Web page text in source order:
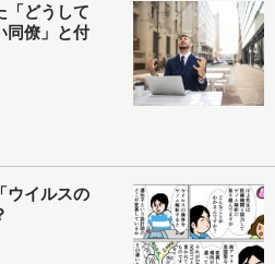
「どうして
同僚」と付
ウイルスの